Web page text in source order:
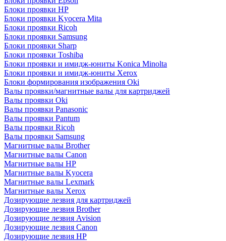
Блоки проявки HP
Блоки проявки Kyocera Mita
Блоки проявки Ricoh
Блоки проявки Samsung
Блоки проявки Sharp
Блоки проявки Toshiba
Блоки проявки и имидж-юниты Konica Minolta
Блоки проявки и имидж-юниты Xerox
Блоки формирования изображения Oki
Валы проявки/магнитные валы для картриджей
Валы проявки Oki
Валы проявки Panasonic
Валы проявки Pantum
Валы проявки Ricoh
Валы проявки Samsung
Магнитные валы Brother
Магнитные валы Canon
Магнитные валы HP
Магнитные валы Kyocera
Магнитные валы Lexmark
Магнитные валы Xerox
Дозирующие лезвия для картриджей
Дозирующие лезвия Brother
Дозирующие лезвия Avision
Дозирующие лезвия Canon
Дозирующие лезвия HP